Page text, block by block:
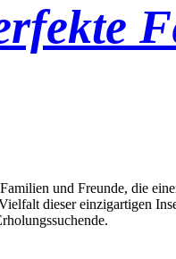
und Freunde, die
dieser einzigartigen